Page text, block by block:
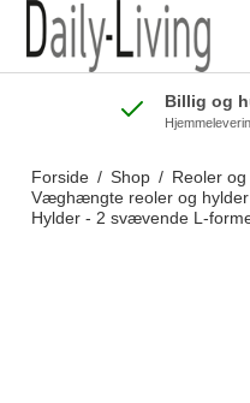
Billig og
Forside / Shop / Reoler
Væghængte reoler og hylder
Hylder - 2 svævende L-